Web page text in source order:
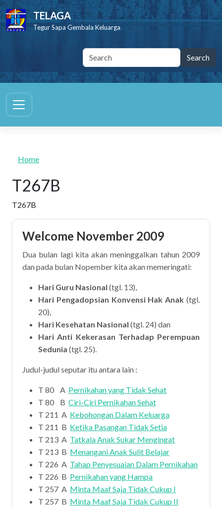
Skip to main content
TELAGA
Tegur Sapa Gembala Keluarga
Home
T267B
T267B
Welcome November 2009
Dua bulan lagi kita akan meninggalkan tahun 2009
dan pada bulan Nopember kita akan memeringati:
Hari Guru Nasional (tgl. 13),
Hari Pengadopsian Konvensi Hak Anak (tgl.
20),
Hari Kesehatan Nasional (tgl. 24) dan
Hari Anti Kekerasan Terhadap Perempuan
Sedunia (tgl. 25).
Judul-judul seputar itu antara lain :
T 80 A Pernikahan yang Tidak Sehat
T 80 B Ciri-Ciri Pernikahan Sehat
T 211 A Kebohongan Dalam Keluarga
T 211 B Ketika Pasangan Tidak Setia
T 213 A Tatkala Anak Sukar Mengingat
T 213 B Menangani Anak Sulit Belajar
T 226 A Tahap Penyesuaian Dalam Pernikahan
T 226 B Pernikahan yang Hampa
T 257 A Minta Maaf Saja Tidak Cukup I
T 257 B Minta Maaf Saja Tidak Cukup II